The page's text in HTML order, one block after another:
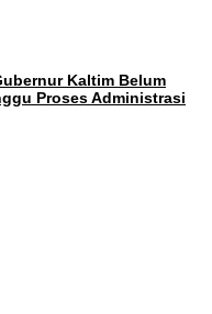
Kaltim Belum
Proses Administrasi